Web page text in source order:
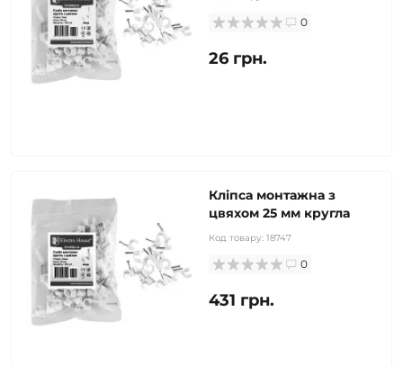
0
26 грн.
Кліпса монтажна з
цвяхом 25 мм кругла
Код товару: 18747
0
431 грн.